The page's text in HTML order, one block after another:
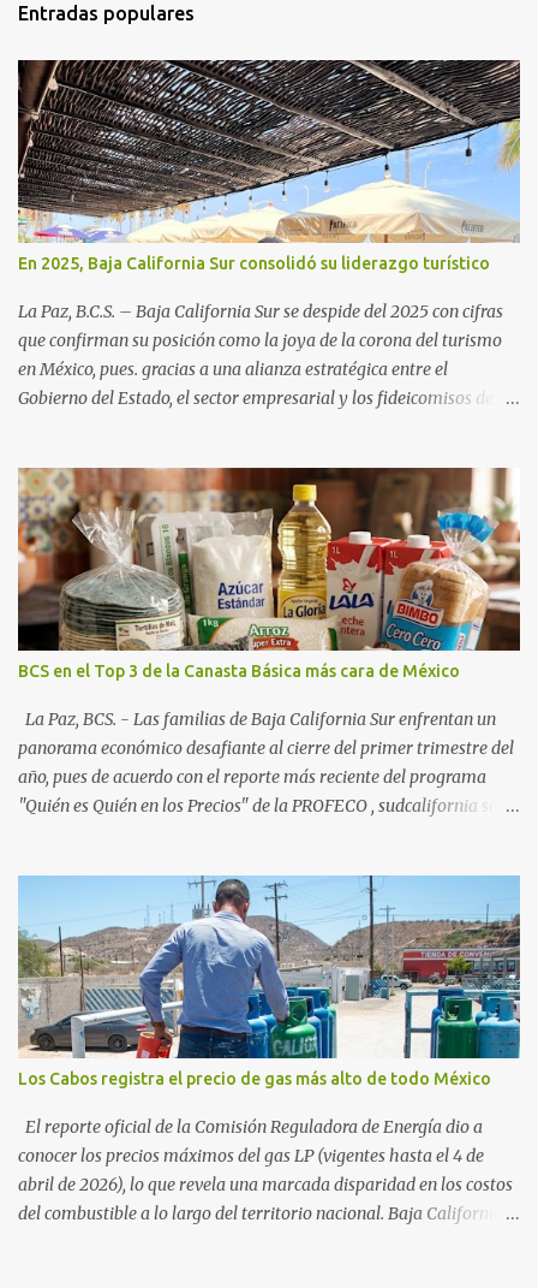
Entradas populares
En 2025, Baja California Sur consolidó su liderazgo turístico
La Paz, B.C.S. – Baja California Sur se despide del 2025 con cifras
que confirman su posición como la joya de la corona del turismo
en México, pues. gracias a una alianza estratégica entre el
Gobierno del Estado, el sector empresarial y los fideicomisos de
una derrama económica sin precedentes. Las proyecciones para
este periodo vacacional son optimistas, con un promedio estatal
que supera el 70% . Sin embargo, la sorpresa del año la ha dado el
norte del estado. Comondú encabeza las expectativas con un
impresionante 89% de ocupación, impulsado por el interés
creciente en el turismo de naturaleza. Le siguen destinos
consolidados y emergentes: Los Cabos: 72% promedio (esperando
picos del 79% en Año Nuevo). La Paz: 66%. Loreto: 58%. Mulegé:
54%. "Estamos viendo un fenómeno de diversificación. Ya no solo
vienen por el lujo de Los Cabos, sino por la aut...
BCS en el Top 3 de la Canasta Básica más cara de México
La Paz, BCS. - Las familias de Baja California Sur enfrentan un
panorama económico desafiante al cierre del primer trimestre del
año, pues de acuerdo con el reporte más reciente del programa
"Quién es Quién en los Precios" de la PROFECO , sudcalifornia se
datos correspondientes al cierre de marzo y la primera semana de
abril revelan que adquirir el paquete de los 24 productos
esenciales alcanzó un precio de 942.50 pesos en la ciudad de La Paz
. Este monto fue detectado específicamente en el establecimiento
Bodega Aurrera ubicado en el fraccionamiento Camino Real,
superando la barrera de los 910 pesos establecida como meta por
el gobierno federal en el Paquete Contra la Inflación y la Carestía
(PACIC). Dentro del análisis por zonas geográficas, la entidad se
ubica en la región Centro-Norte , que comparte con estados como
Aguascaliente...
Los Cabos registra el precio de gas más alto de todo México
El reporte oficial de la Comisión Reguladora de Energía dio a
conocer los precios máximos del gas LP (vigentes hasta el 4 de
abril de 2026), lo que revela una marcada disparidad en los costos
del combustible a lo largo del territorio nacional. Baja California